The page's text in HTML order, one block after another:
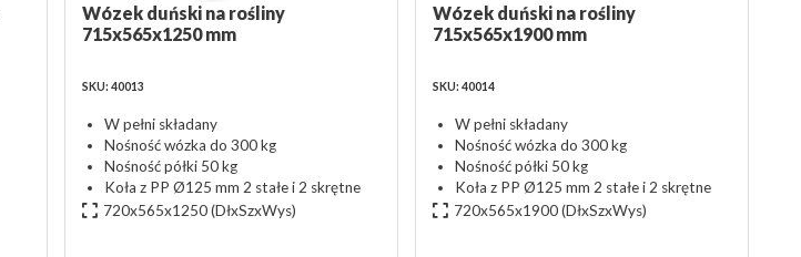
Wózek duński na rośliny
715x565x1250 mm
SKU: 40013
W pełni składany
Nośność wózka do 300 kg
Nośność półki 50 kg
Koła z PP Ø125 mm 2 stałe i 2 skrętne
720x565x1250(DłxSzxWys)
Wózek duński na rośliny
715x565x1900 mm
SKU: 40014
W pełni składany
Nośność wózka do 300 kg
Nośność półki 50 kg
Koła z PP Ø125 mm 2 stałe i 2 skrętne
720x565x1900(DłxSzxWys)